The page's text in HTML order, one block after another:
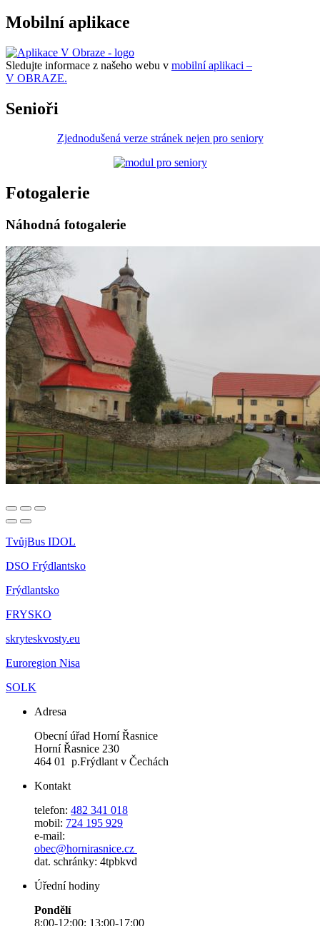
Mobilní aplikace
Sledujte informace z našeho webu v mobilní aplikaci –
V OBRAZE.
Senioři
Zjednodušená verze stránek nejen pro seniory
Fotogalerie
Náhodná fotogalerie
TvůjBus IDOL
DSO Frýdlantsko
Frýdlantsko
FRYSKO
skryteskvosty.eu
Euroregion Nisa
SOLK
Adresa
Obecní úřad Horní Řasnice
Horní Řasnice 230
464 01 p.Frýdlant v Čechách
Kontakt
telefon: 482 341 018
mobil: 724 195 929
e-mail:
obec@hornirasnice.cz
dat. schránky: 4tpbkvd
Úřední hodiny
Pondělí
8:00-12:00; 13:00-17:00